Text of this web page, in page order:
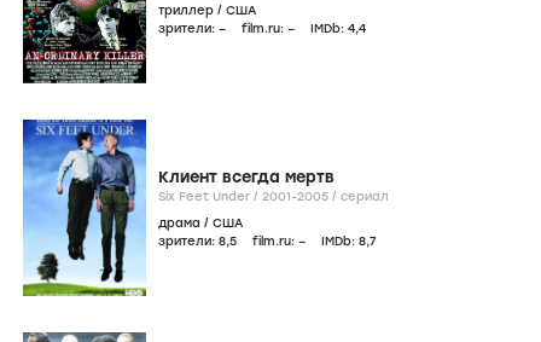
триллер / США
зрители: – film.ru: – IMDb: 4,4
Клиент всегда мертв
Six Feet Under / 2001-2005 / сериал
драма / США
зрители: 8,5 film.ru: – IMDb: 8,7